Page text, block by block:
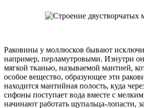
Раковины у моллюсков бывают
например, перламутровыми. Изнутри
мягкой тканью, называемой мантией,
особое вещество, образующее эти
находится мантийная полость, куда
сифоны поступает вода вместе с
начинают работать щупальца-лопасти,